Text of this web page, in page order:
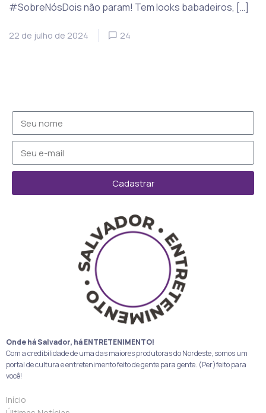
#SobreNósDois não param! Tem looks babadeiros, […]
22 de julho de 2024 24
Cadastrar
Onde há Salvador, há ENTRETENIMENTO!
Com a credibilidade de uma das maiores produtoras do Nordeste, somos um
portal de cultura e entretenimento feito de gente para gente. (Per)feito para
você!
Início